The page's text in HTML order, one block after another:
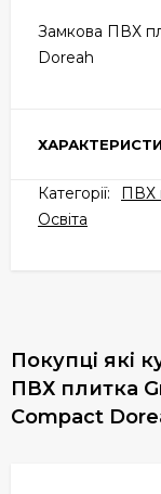
Замкова ПВХ
Doreah
Категорії: ПВХ
Освіта
Покупці які
ПВХ плитка
Compact